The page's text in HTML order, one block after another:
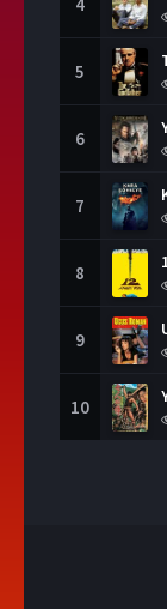
5
6
7
8
9
10